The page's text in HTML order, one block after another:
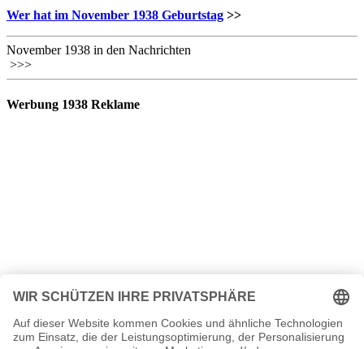
Wer hat im November 1938 Geburtstag >>
November 1938 in den Nachrichten
>>>
Werbung 1938 Reklame